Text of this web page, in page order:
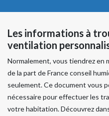
Les informations à
ventilation
Normalement, vous tiendrez en
de la part de France conseil
seulement. Ce document vous
nécessaire pour effectuer les
votre habitation. Découvrez